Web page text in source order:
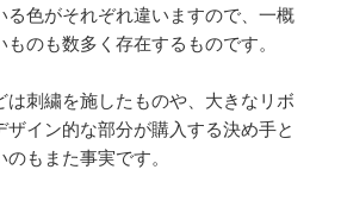
る色がそれぞれ違いますので、一概
のも数多く存在するものです。
は刺繍を施したものや、大きなリボ
ザイン的な部分が購入する決め手と
もまた事実です。